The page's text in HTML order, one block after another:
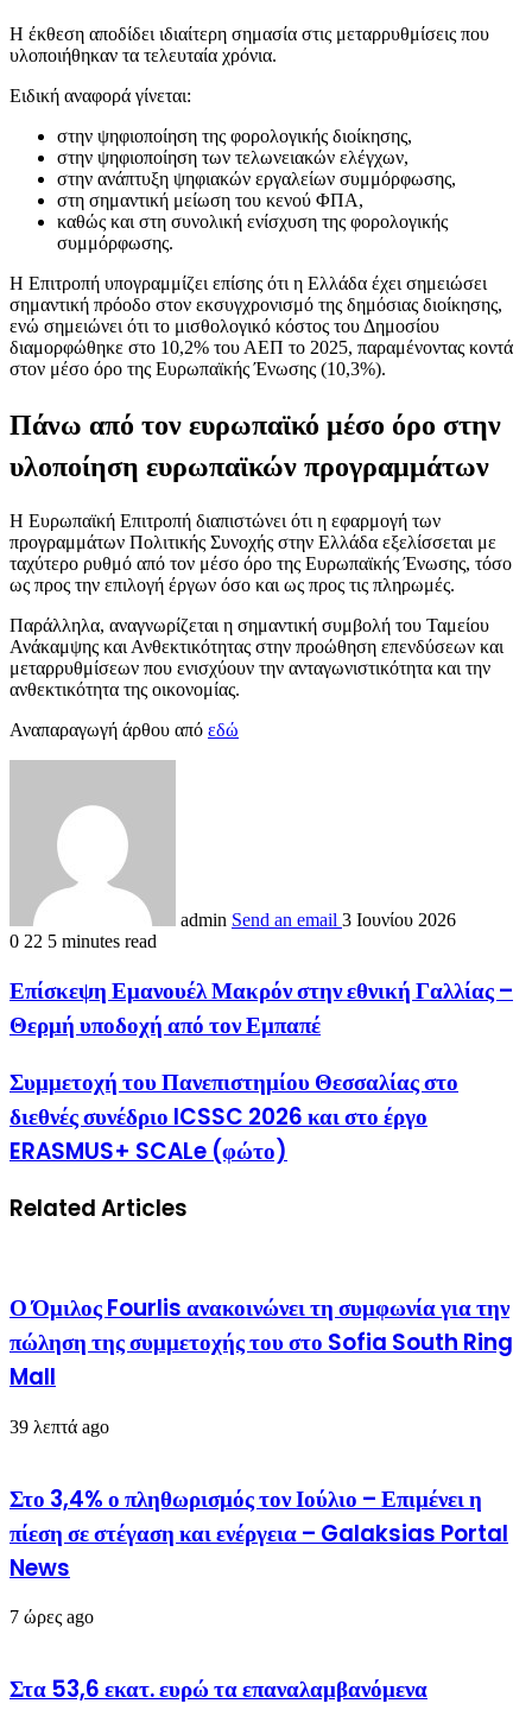
Η έκθεση αποδίδει ιδιαίτερη σημασία στις μεταρρυθμίσεις που
υλοποιήθηκαν τα τελευταία χρόνια.
Ειδική αναφορά γίνεται:
στην ψηφιοποίηση της φορολογικής διοίκησης,
στην ψηφιοποίηση των τελωνειακών ελέγχων,
στην ανάπτυξη ψηφιακών εργαλείων συμμόρφωσης,
στη σημαντική μείωση του κενού ΦΠΑ,
καθώς και στη συνολική ενίσχυση της φορολογικής
συμμόρφωσης.
Η Επιτροπή υπογραμμίζει επίσης ότι η Ελλάδα έχει σημειώσει
σημαντική πρόοδο στον εκσυγχρονισμό της δημόσιας διοίκησης,
ενώ σημειώνει ότι το μισθολογικό κόστος του Δημοσίου
διαμορφώθηκε στο 10,2% του ΑΕΠ το 2025, παραμένοντας κοντά
στον μέσο όρο της Ευρωπαϊκής Ένωσης (10,3%).
Πάνω από τον ευρωπαϊκό μέσο όρο στην
υλοποίηση ευρωπαϊκών προγραμμάτων
Η Ευρωπαϊκή Επιτροπή διαπιστώνει ότι η εφαρμογή των
προγραμμάτων Πολιτικής Συνοχής στην Ελλάδα εξελίσσεται με
ταχύτερο ρυθμό από τον μέσο όρο της Ευρωπαϊκής Ένωσης, τόσο
ως προς την επιλογή έργων όσο και ως προς τις πληρωμές.
Παράλληλα, αναγνωρίζεται η σημαντική συμβολή του Ταμείου
Ανάκαμψης και Ανθεκτικότητας στην προώθηση επενδύσεων και
μεταρρυθμίσεων που ενισχύουν την ανταγωνιστικότητα και την
ανθεκτικότητα της οικονομίας.
Αναπαραγωγή άρθου από εδώ
admin Send an email 3 Ιουνίου 2026
0 22 5 minutes read
Επίσκεψη Εμανουέλ Μακρόν στην εθνική Γαλλίας –
Θερμή υποδοχή από τον Εμπαπέ
Συμμετοχή του Πανεπιστημίου Θεσσαλίας στο
διεθνές συνέδριο ICSSC 2026 και στο έργο
ERASMUS+ SCALe (φώτο)
Related Articles
Ο Όμιλος Fourlis ανακοινώνει τη συμφωνία για την
πώληση της συμμετοχής του στο Sofia South Ring
Mall
39 λεπτά ago
Στο 3,4% ο πληθωρισμός τον Ιούλιο – Επιμένει η
πίεση σε στέγαση και ενέργεια – Galaksias Portal
News
7 ώρες ago
Στα 53,6 εκατ. ευρώ τα επαναλαμβανόμενα